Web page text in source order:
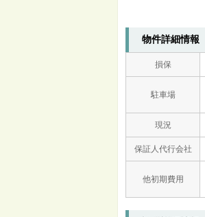
物件詳細情報
損保
駐車場
現況
保証人代行会社
他初期費用